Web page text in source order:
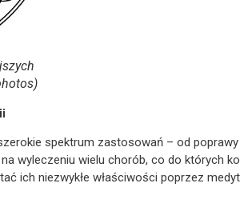
spektrum zastosowań – od
wyleczeniu wielu chorób, co do których
ich niezwykłe właściwości poprzez